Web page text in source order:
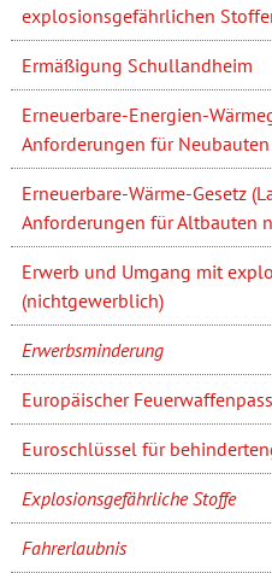
explosionsgefährlichen
Ermäßigung Schullandheim
Erneuerbare-Energien-
Anforderungen für
Erneuerbare-Wärme-Gesetz
Anforderungen für Altbauten
Erwerb und Umgang mit
(nichtgewerblich)
Erwerbsminderung
Europäischer Feuerwaffenpass
Euroschlüssel für
Explosionsgefährliche Stoffe
Fahrerlaubnis